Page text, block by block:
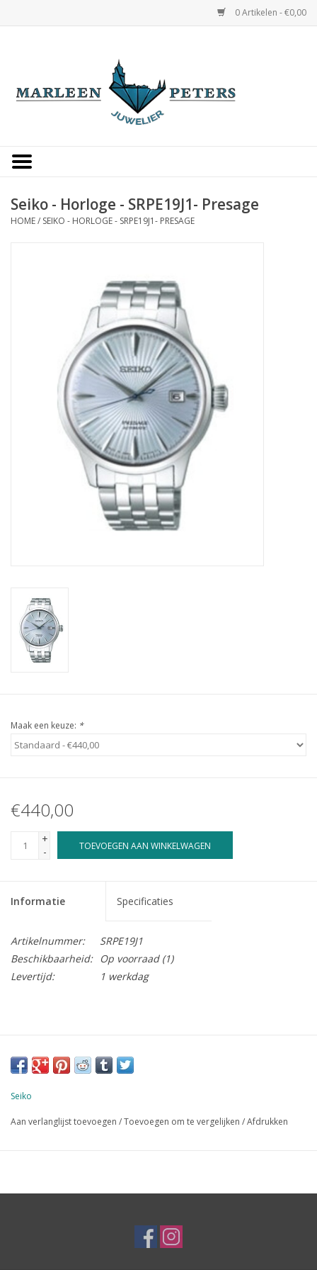
0 Artikelen - €0,00
Occasions
Overige
Merken
Cadeaukaarten
Seiko - Horloge - SRPE19J1- Presage
HOME/ SEIKO - HORLOGE - SRPE19J1- PRESAGE
Maak een keuze: *
€440,00
+
-
TOEVOEGEN AAN WINKELWAGEN
Informatie Specificaties
Artikelnummer:
SRPE19J1
Beschikbaarheid:
Op voorraad(1)
Levertijd:
1 werkdag
Seiko
Aan verlanglijst toevoegen /Toevoegen om te vergelijken /Afdrukken